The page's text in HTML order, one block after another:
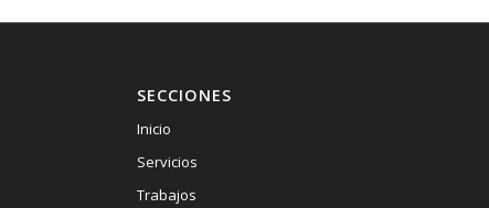
SECCIONES
Inicio
Servicios
Trabajos